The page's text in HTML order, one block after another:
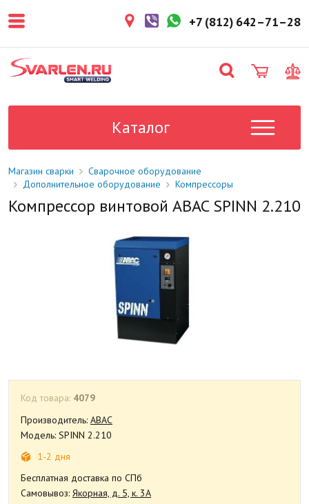
более 3 рабочих дней.
поставки в магазин: 1-2 рабочих
дня.
Данный товар отсутствует на
уточните у менеджера.
+7 (812) 642–71–28
Каталог
Магазин сварки
Сварочное оборудование
Дополнительное оборудование
Компрессоры
Компрессор винтовой ABAC SPINN 2.210
Код товара: 4079
Производитель: ABAC
Модель: SPINN 2.210
1-2 дня
Бесплатная доставка по СПб
Самовывоз: Якорная, д. 5, к. 3А